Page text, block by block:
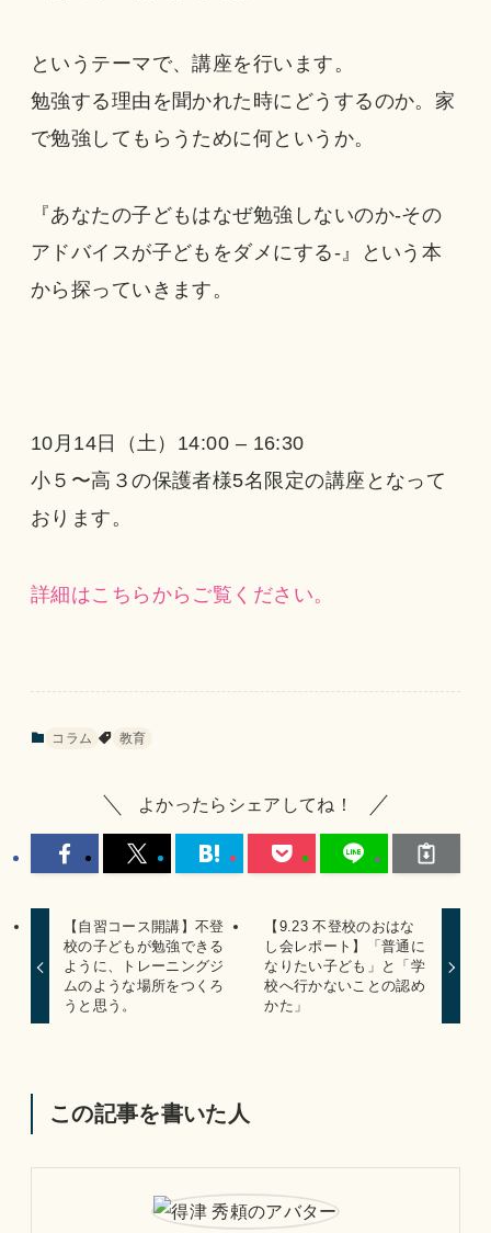
というテーマで、講座を行います。
勉強する理由を聞かれた時にどうするのか。家
で勉強してもらうために何というか。
『あなたの子どもはなぜ勉強しないのか-その
アドバイスが子どもをダメにする-』という本
から探っていきます。
10月14日（土）14:00 – 16:30
小５〜高３の保護者様5名限定の講座となって
おります。
詳細はこちらからご覧ください。
コラム 教育
よかったらシェアしてね！
【自習コース開講】不登
校の子どもが勉強できる
ように、トレーニングジ
ムのような場所をつくろ
うと思う。
【9.23 不登校のおはな
し会レポート】「普通に
なりたい子ども」と「学
校へ行かないことの認め
かた」
この記事を書いた人